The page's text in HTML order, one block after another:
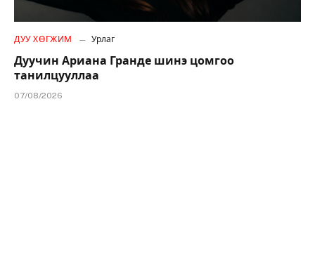
ДУУ ХӨГЖИМ Урлаг
Дуучин Ариана Гранде шинэ цомгоо
танилцууллаа
07/08/2026